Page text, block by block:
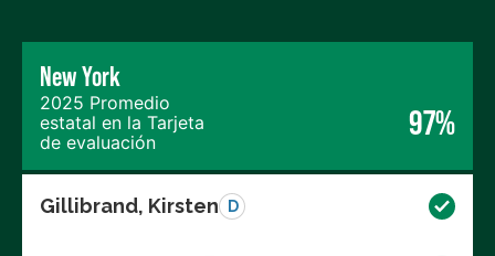
New York
2025 Promedio
estatal en la Tarjeta
de evaluación
97%
Gillibrand, Kirsten D